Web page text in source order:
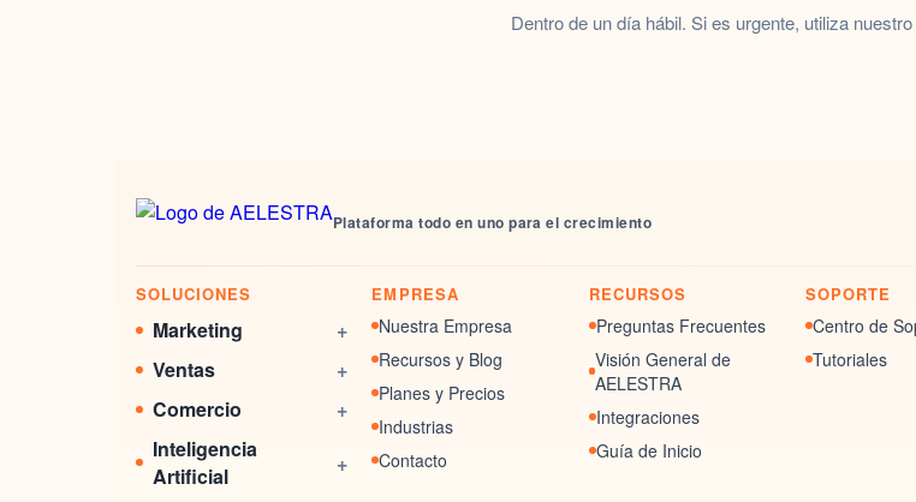
Dentro de un día hábil. Si es urgente, utiliza
Plataforma todo en uno para el crecimiento
SOLUCIONES
Marketing +
Gestión de Redes
Sociales
Email Marketing
Automatizaciones
Sitios Web
Ventas +
CRM Integrado
Fidelización de Clientes
Comercio +
Tiendas Ecommerce
Facturación Digital
Inteligencia
Artificial
+
EMPRESA
Nuestra Empresa
Recursos y Blog
Planes y Precios
Industrias
Contacto
RECURSOS
Preguntas Frecuentes
Visión General de
AELESTRA
Integraciones
Guía de Inicio
SOPORTE
Centro de
Tutoriales